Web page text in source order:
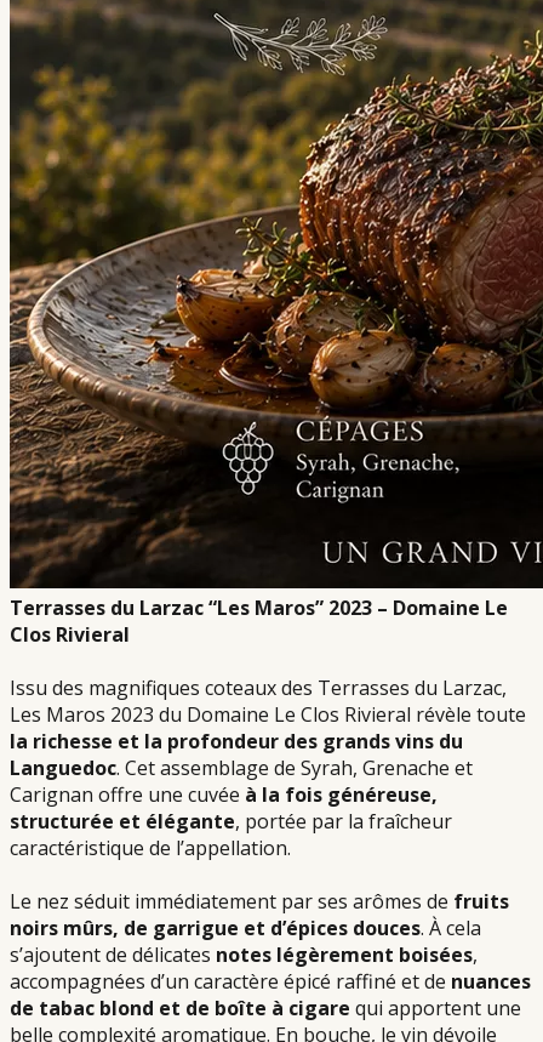
Terrasses du Larzac “Les Maros” 2023 – Domaine Le
Clos Rivieral
Issu des magnifiques coteaux des Terrasses du Larzac,
Les Maros 2023 du Domaine Le Clos Rivieral révèle toute
la richesse et la profondeur des grands vins du
Languedoc. Cet assemblage de Syrah, Grenache et
Carignan offre une cuvée à la fois généreuse,
structurée et élégante, portée par la fraîcheur
caractéristique de l’appellation.
Le nez séduit immédiatement par ses arômes de fruits
noirs mûrs, de garrigue et d’épices douces. À cela
s’ajoutent de délicates notes légèrement boisées,
accompagnées d’un caractère épicé raffiné et de nuances
de tabac blond et de boîte à cigare qui apportent une
belle complexité aromatique. En bouche, le vin dévoile